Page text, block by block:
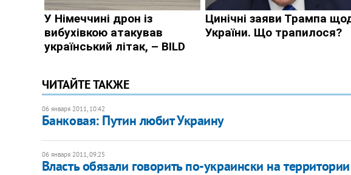
ЧИТАЙТЕ ТАКЖЕ
06 января 2011, 10:42
Банковая: Путин любит Украину
06 января 2011, 09:25
Власть обязали говорить по-украински на